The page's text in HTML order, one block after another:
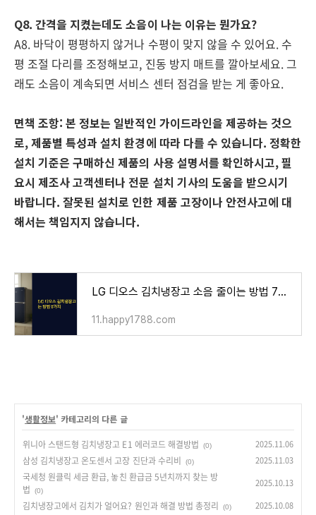
Q8. 간격을 지켰는데도 소음이 나는 이유는 뭔가요?
A8. 바닥이 평평하지 않거나 수평이 맞지 않을 수 있어요. 수
평 조절 다리를 조정해보고, 진동 방지 매트를 깔아보세요. 그
래도 소음이 계속되면 서비스 센터 점검을 받는 게 좋아요.
면책 조항: 본 정보는 일반적인 가이드라인을 제공하는 것으
로, 제품별 특성과 설치 환경에 따라 다를 수 있습니다. 정확한
설치 기준은 구매하신 제품의 사용 설명서를 확인하시고, 필
요시 제조사 고객센터나 전문 설치 기사의 도움을 받으시기
바랍니다. 잘못된 설치로 인한 제품 고장이나 안전사고에 대
해서는 책임지지 않습니다.
LG 디오스 김치냉장고 소음 줄이는 방법 7가지
11.happy1788.com
'생활정보' 카테고리의 다른 글
위니아 스탠드형 김치냉장고 E1 에러코드 해결방법 (0) 2025.11.06
삼성 김치냉장고 온도센서 고장 진단과 수리비 (0) 2025.11.03
국세청 원클릭 세금 환급, 놓친 환급금 5년치까지 찾는 방
법
(0)
2025.10.13
김치냉장고에서 김치가 얼어요? 원인과 해결 방법 총정리 (0) 2025.10.08